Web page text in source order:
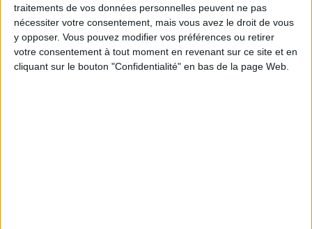
traitements de vos données personnelles peuvent ne pas
nécessiter votre consentement, mais vous avez le droit de vous
y opposer. Vous pouvez modifier vos préférences ou retirer
votre consentement à tout moment en revenant sur ce site et en
cliquant sur le bouton "Confidentialité" en bas de la page Web.